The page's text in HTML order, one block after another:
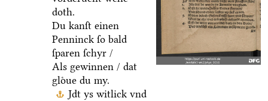
doth.
Du kanſt einen
Penninck ſo bald
ſparen ſchyr /
Als gewinnen / dat
gloͤue du my.
Jdt ys witlick vnd